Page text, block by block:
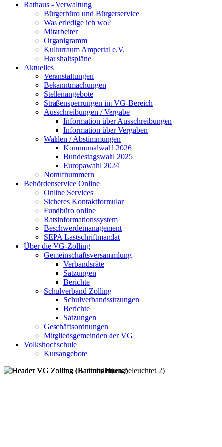
Rathaus - Verwaltung
Bürgerbüro und Bürgerservice
Was erledige ich wo?
Mitarbeiter
Organigramm
Kulturraum Ampertal e.V.
Haushaltspläne
Aktuelles
Veranstaltungen
Bekanntmachungen
Stellenangebote
Straßensperrungen im VG-Bereich
Ausschreibungen / Vergabe
Information über Ausschreibungen
Information über Vergaben
Wahlen / Abstimmungen
Kommunalwahl 2026
Bundestagswahl 2025
Europawahl 2024
Notrufnummern
Behördenservice Online
Online Services
Sicheres Kontaktformular
Fundbüro online
Ratsinformationssystem
Beschwerdemanagement
SEPA Lastschriftmandat
Über die VG-Zolling
Gemeinschaftsversammlung
Verbandsräte
Satzungen
Berichte
Schulverband Zolling
Schulverbandssitzungen
Berichte
Satzungen
Geschäftsordnungen
Mitgliedsgemeinden der VG
Volkshochschule
Kursangebote